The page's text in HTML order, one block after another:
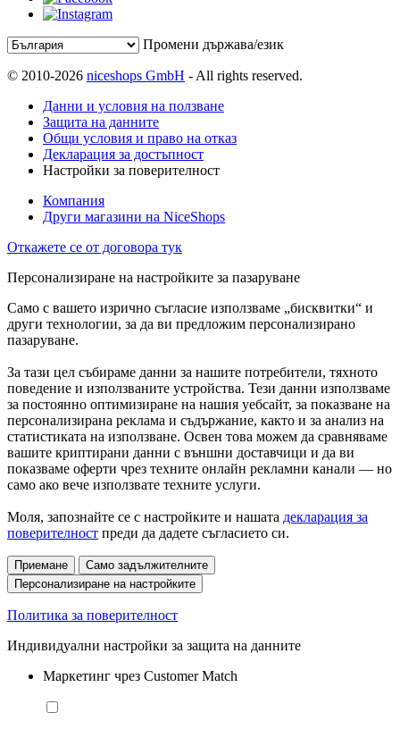
Промени държава/език
© 2010-2026 niceshops GmbH - All rights reserved.
Данни и условия на ползване
Защита на данните
Общи условия и право на отказ
Декларация за достъпност
Настройки за поверителност
Компания
Други магазини на NiceShops
Откажете се от договора тук
Персонализиране на настройките за пазаруване
Само с вашето изрично съгласие използваме „бисквитки“ и
други технологии, за да ви предложим персонализирано
пазаруване.
За тази цел събираме данни за нашите потребители, тяхното
поведение и използваните устройства. Тези данни използваме
за постоянно оптимизиране на нашия уебсайт, за показване на
персонализирана реклама и съдържание, както и за анализ на
статистиката на използване. Освен това можем да сравняваме
вашите криптирани данни с външни доставчици и да ви
показваме оферти чрез техните онлайн рекламни канали — но
само ако вече използвате техните услуги.
Моля, запознайте се с настройките и нашата декларация за
поверителност преди да дадете съгласието си.
Приемане
Само задължителните
Персонализиране на настройките
Политика за поверителност
Индивидуални настройки за защита на данните
Маркетинг чрез Customer Match